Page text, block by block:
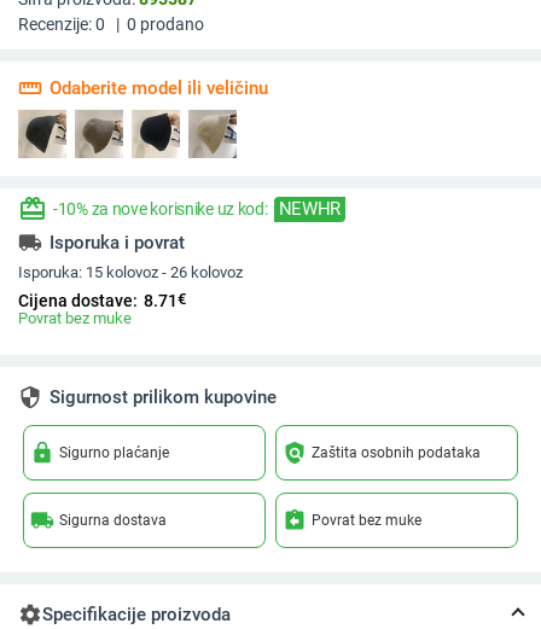
Recenzije:0 | 0 prodano
straighten Odaberite model ili veličinu
redeem -10% za nove korisnike uz kod: NEWHR
local_shipping Isporuka i povrat
Isporuka: 15 kolovoz - 26 kolovoz
Cijena dostave: 8.71€
Povrat bez muke
security Sigurnost prilikom kupovine
lock Sigurno plaćanje policy Zaštita osobnih podataka
local_shipping Sigurna dostava assignment_return Povrat bez muke
settingsSpecifikacije proizvoda